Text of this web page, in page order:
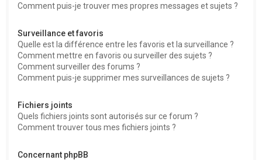
Comment puis-je trouver mes propres messages et sujets ?
Surveillance et favoris
Quelle est la différence entre les favoris et la surveillance ?
Comment mettre en favoris ou surveiller des sujets ?
Comment surveiller des forums ?
Comment puis-je supprimer mes surveillances de sujets ?
Fichiers joints
Quels fichiers joints sont autorisés sur ce forum ?
Comment trouver tous mes fichiers joints ?
Concernant phpBB